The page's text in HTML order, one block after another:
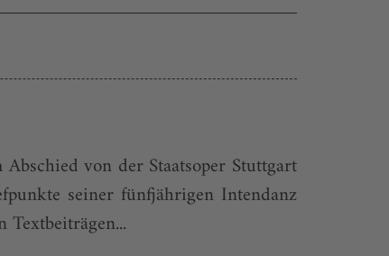
von der Staats­oper Stuttgart
seiner fünfjährigen Intendanz